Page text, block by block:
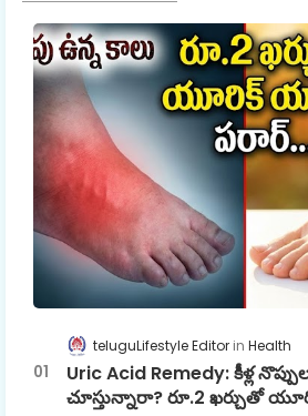
teluguLifestyle Editor Health
Uric Acid Remedy: కీళ్ల
చూస్తున్నారా? రూ.2 ఖర్చుతో